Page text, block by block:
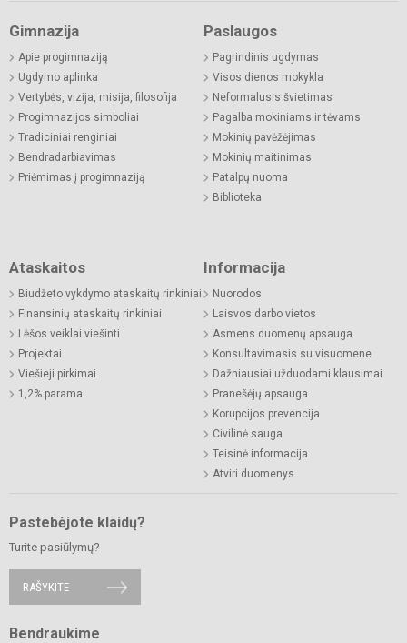
Gimnazija
Apie progimnaziją
Ugdymo aplinka
Vertybės, vizija, misija, filosofija
Progimnazijos simboliai
Tradiciniai renginiai
Bendradarbiavimas
Priėmimas į progimnaziją
Paslaugos
Pagrindinis ugdymas
Visos dienos mokykla
Neformalusis švietimas
Pagalba mokiniams ir tėvams
Mokinių pavėžėjimas
Mokinių maitinimas
Patalpų nuoma
Biblioteka
Ataskaitos
Biudžeto vykdymo ataskaitų rinkiniai
Finansinių ataskaitų rinkiniai
Lėšos veiklai viešinti
Projektai
Viešieji pirkimai
1,2% parama
Informacija
Nuorodos
Laisvos darbo vietos
Asmens duomenų apsauga
Konsultavimasis su visuomene
Dažniausiai užduodami klausimai
Pranešėjų apsauga
Korupcijos prevencija
Civilinė sauga
Teisinė informacija
Atviri duomenys
Pastebėjote klaidų?
Turite pasiūlymų?
RAŠYKITE
Bendraukime